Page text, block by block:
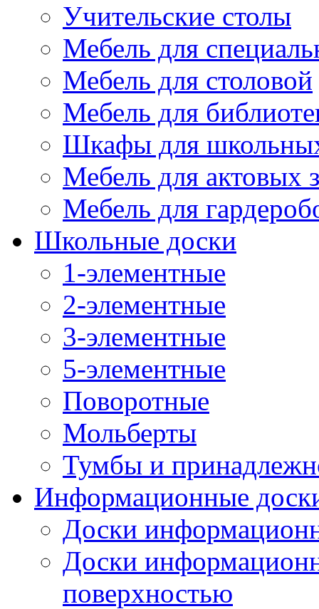
Учительские столы
Мебель для
Мебель для столовой
Мебель для
Шкафы для
Мебель для актовых
Мебель для
Школьные доски
1-элементные
2-элементные
3-элементные
5-элементные
Поворотные
Мольберты
Тумбы и
Информационные
Доски
Доски
поверхностью